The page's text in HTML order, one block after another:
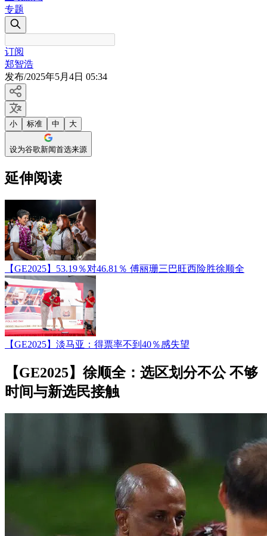
专题
订阅
郑智浩
发布/2025年5月4日 05:34
小 标准 中 大
设为谷歌新闻首选来源
延伸阅读
【GE2025】53.19％对46.81％ 傅丽珊三巴旺西险胜徐顺全
【GE2025】淡马亚：得票率不到40％感失望
【GE2025】徐顺全：选区划分不公 不够
时间与新选民接触